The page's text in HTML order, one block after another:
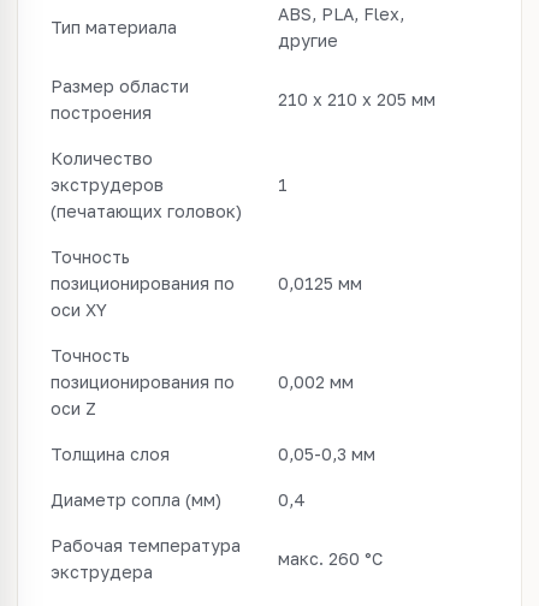
Тип материала
ABS, PLA, Flex,
другие
Размер области
построения
210 x 210 x 205 мм
Количество
экструдеров
(печатающих головок)
1
Точность
позиционирования по
оси XY
0,0125 мм
Точность
позиционирования по
оси Z
0,002 мм
Толщина слоя 0,05-0,3 мм
Диаметр сопла (мм) 0,4
Рабочая температура
экструдера
макс. 260 °C